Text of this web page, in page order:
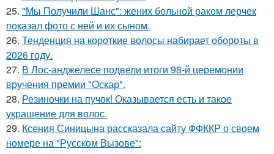
25. "Мы Получили Шанс": жених больной раком лерчек
показал фото с ней и их сыном.
26. Тенденция на короткие волосы набирает обороты в
2026 году.
27. В Лос-анджелесе подвели итоги 98-й церемонии
вручения премии "Оскар".
28. Резиночки на пучок! Оказывается есть и такое
украшение для волос.
29. Ксения Синицына рассказала сайту ФФККР о своем
номере на "Русском Вызове":